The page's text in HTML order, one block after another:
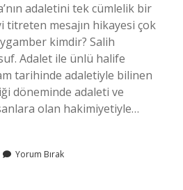
adaletini tek cümlelik bir
titreten mesajın hikayesi çok
kimdir? Salih
Adalet ile ünlü halife
tarihinde adaletiyle bilinen
döneminde adaleti ve
olan hakimiyetiyle…
Yorum Bırak